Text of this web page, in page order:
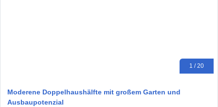
1 / 20
Moderene Doppelhaushälfte mit großem Garten und
Ausbaupotenzial